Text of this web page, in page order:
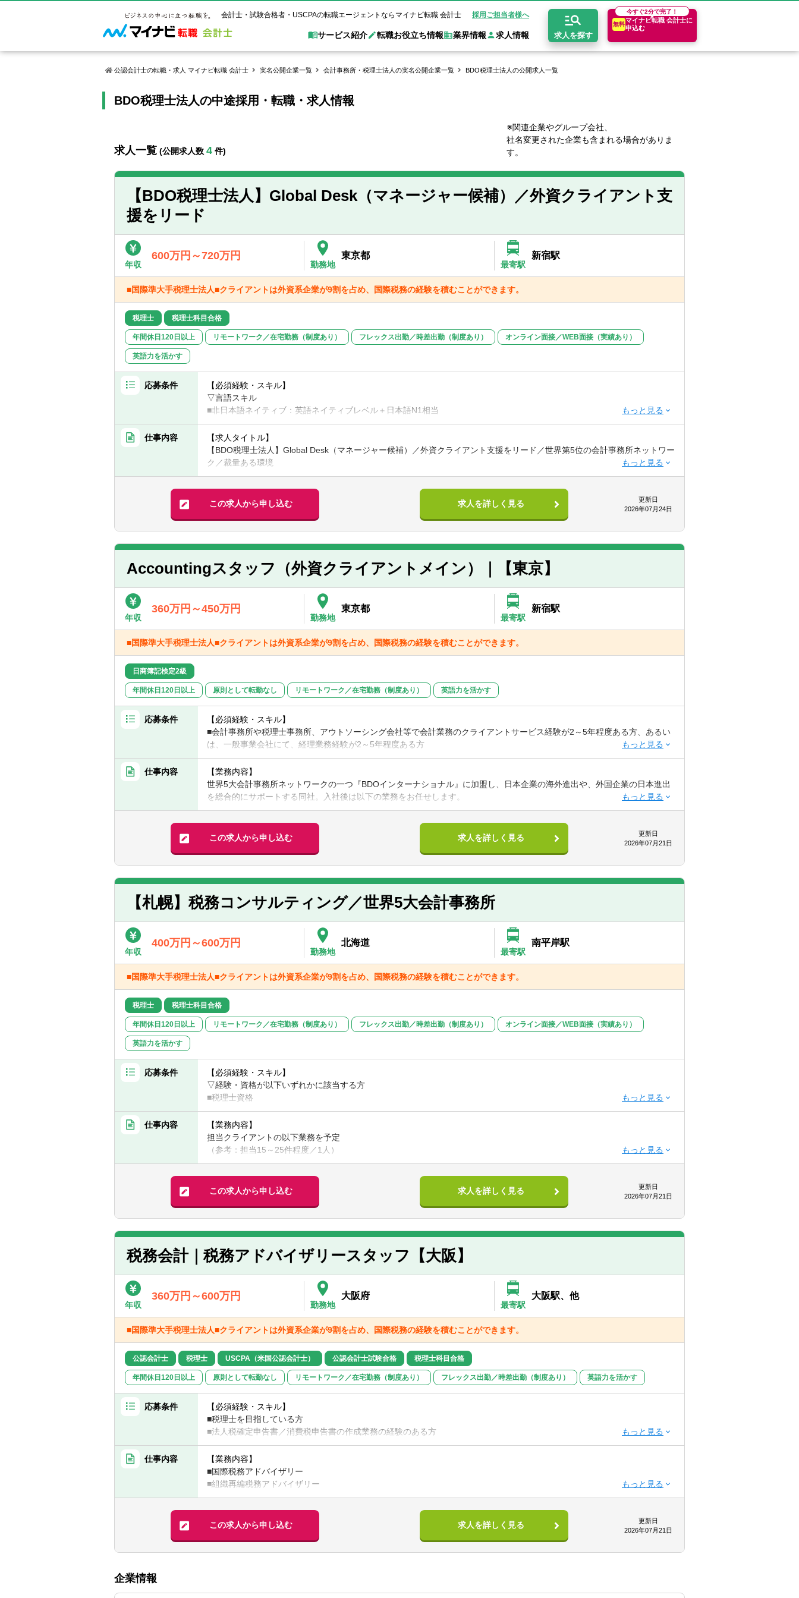
会計士・試験合格者・USCPAの転職エージェントならマイナビ転職 会計士 採用ご担当者様へ
求人を探す
今すぐ2分で完了！
無料
マイナビ転職 会計士に
申込む
サービス紹介
サービス紹介
マイナビ転職 会計士とは？ Web面談サービス
アクセスマップ
転職お役立ち情報
転職お役立ち情報
ご状況別転職ガイド
はじめての転職の方へ
2回目以降の転職の方へ 未経験分野への転職
転職お役立ち情報
会計士・試験合格者の転職Q&A
WEB面接完全ガイド
キャリア診断
業界情報
業界情報
会計士試験情報
試験科目一覧
試験合格後の流れ 監査法人
コンサルティングファーム
事業会社
求人情報
求人情報
保有資格別求人情報
公認会計士試験合格
USCPA（米国公認会計士）
コンサルティングファー
ム
金融機関
事業会社
関東・首都圏
東海
公認会計士の転職・求人 マイナビ転職 会計士 実名公開企業一覧 会計事務所・税理士法人の実名公開企業一覧 BDO税理士法人の公開求人一覧
BDO税理士法人の中途採用・転職・求人情報
求人一覧 (公開求人数 4 件)
※関連企業やグループ会社、
社名変更された企業も含まれる場合がありま
す。
【BDO税理士法人】Global Desk（マネージャー候補）／外資クライアント支
援をリード
年収
600万円～720万円
勤務地
東京都
最寄駅
新宿駅
■国際準大手税理士法人■クライアントは外資系企業が9割を占め、国際税務の経験を積むことができます。
税理士 税理士科目合格
年間休日120日以上 リモートワーク／在宅勤務（制度あり） フレックス出勤／時差出勤（制度あり） オンライン面接／WEB面接（実績あり）
英語力を活かす
応募条件
【必須経験・スキル】
▽言語スキル
■非日本語ネイティブ：英語ネイティブレベル＋日本語N1相当
■日本語ネイティブ：ビジネスレベルの英語力
▽以下のいずれかに該当する方
■（日本国内あるいは海外の）会計事務所／会計アウトソーシング会社／事業会社の経理・財務・税務部門における実務経験
（5年以上）、あるいは
【歓迎経験・スキル】
■リーダー経験をお持ちの方
■USCPA等の会計・税務資格保有者
■世界各国のBDOメンバーファームや外資クライアントとのやり取りを頻繁に行うため、交渉・ファシリテーション能力の高
い方を希望します。
仕事内容
【求人タイトル】
【BDO税理士法人】Global Desk（マネージャー候補）／外資クライアント支援をリード／世界第5位の会計事務所ネットワー
ク／裁量ある環境
【業務内容】
BDO税理士法人における下記業務をお任せいたします。
■クライアントとのミーティングサポート
■各種管理業務
上記に加えて、記帳・支払代行業務や税務業務にも従事していただきます。
この求人から申し込む 求人を詳しく見る
更新日
2026年07月24日
Accountingスタッフ（外資クライアントメイン）｜【東京】
年収
360万円～450万円
勤務地
東京都
最寄駅
新宿駅
■国際準大手税理士法人■クライアントは外資系企業が9割を占め、国際税務の経験を積むことができます。
日商簿記検定2級
年間休日120日以上 原則として転勤なし リモートワーク／在宅勤務（制度あり） 英語力を活かす
応募条件
【必須経験・スキル】
■会計事務所や税理士事務所、アウトソーシング会社等で会計業務のクライアントサービス経験が2～5年程度ある方、あるい
は、一般事業会社にて、経理業務経験が2～5年程度ある方
（外資系企業の経理経験者尚可。IFRS/USGAPなどの経験者は尚可）
■PCや会計システムが使える方（MS Office、QuickBooks、SAP、NetSuiteなど）
■簿記2級
■英語力：英語を使っての会計業務に興味のある方。但し、現時点での英語力は基本的には問わないが、英語アレルギーの方
【歓迎経験・スキル】
■日本の公認会計士試験経験者や、USCPA試験・税理士試験の勉強中は尚可
仕事を進める上では、チームのメンバーやクライアントと円滑にコミュニケーションを行なっていくことが大切です。そのた
め、人とコミュニケーションを取るのが好きで、協調性を大切にできる方に向いています。
基本的にコツコツと担当クライアントの業務を進めることになるため、会計や税務に関する目標を明確にもち、そこに向かっ
て自らモチベーションを維持して成長できる人が、活躍しています。
仕事内容
【業務内容】
世界5大会計事務所ネットワークの一つ『BDOインターナショナル』に加盟し、日本企業の海外進出や、外国企業の日本進出
を総合的にサポートする同社。入社後は以下の業務をお任せします。
【具体的には】
■記帳代行業務（月次決算・四半期決算・年次決算業務含む）
※クライアント1社に対し、プリペアラー（一次対応などを担当）とレビュアー（チェックなどを担当）の2名体制で業務に取
り組みます。
この求人から申し込む 求人を詳しく見る
更新日
2026年07月21日
【札幌】税務コンサルティング／世界5大会計事務所
年収
400万円～600万円
勤務地
北海道
最寄駅
南平岸駅
■国際準大手税理士法人■クライアントは外資系企業が9割を占め、国際税務の経験を積むことができます。
税理士 税理士科目合格
年間休日120日以上 リモートワーク／在宅勤務（制度あり） フレックス出勤／時差出勤（制度あり） オンライン面接／WEB面接（実績あり）
英語力を活かす
応募条件
【必須経験・スキル】
▽経験・資格が以下いずれかに該当する方
■税理士資格
■試験科目合格者（2科目以上）＋税務サービスの実務経験
■PCスキル：パソコンが使える方（MS Office/税務/会計など）
【歓迎経験・スキル】
■税理士法人や会計事務所での勤務経験がある方
■公認会計士、USCPA有資格者
■普通自動車運転免許（なくても可）
【求める人物像】
■素直で周囲に思いやりのある方
■柔軟でフットワークが軽い方
■部下の教育やマネジメントの経験がある方
仕事内容
【業務内容】
担当クライアントの以下業務を予定
（参考：担当15～25件程度／1人）
【具体的には】
■会計帳簿入力、作成、伝票整理
■金融機関対応や融資申込資料作成、相談対応
■相続税、贈与税等資産税の申告業務
■その他監査担当に付随する全ての業務
※使用会計ソフト： TKC・ソリマチ、他
業務紹介動画 https://youtu.be/qrqI55pvdps
【期待すること】
■ゆくゆくは新卒入社社員等の後輩へのアドバイス、同行等をお願いします。
■また将来的には管理職として当事務所をけん引頂けることを期待しています。
この求人から申し込む 求人を詳しく見る
更新日
2026年07月21日
税務会計｜税務アドバイザリースタッフ【大阪】
年収
360万円～600万円
勤務地
大阪府
最寄駅
大阪駅、他
■国際準大手税理士法人■クライアントは外資系企業が9割を占め、国際税務の経験を積むことができます。
公認会計士 税理士 USCPA（米国公認会計士） 公認会計士試験合格 税理士科目合格
年間休日120日以上 原則として転勤なし リモートワーク／在宅勤務（制度あり） フレックス出勤／時差出勤（制度あり） 英語力を活かす
応募条件
【必須経験・スキル】
■税理士を目指している方
■法人税確定申告書／消費税申告書の作成業務の経験のある方
▽言語スキル
■日本語：ネイティブ orビジネスレベル
■英語：メール等で日常的にコミュニケーションすることに抵抗が無いこと。
■公認会計士資格を有する方
■上場会社に対する税務経験を含む、国内税務業務の経験がある方
▽言語スキル
【求める人物像】
仕事内容
【業務内容】
■国際税務アドバイザリー
■組織再編税務アドバイザリー
■税務及び決算相談業務
■M&A 税務アドバイザリー
■外資系クライアントの会計アウトソーシング
この求人から申し込む 求人を詳しく見る
更新日
2026年07月21日
企業情報